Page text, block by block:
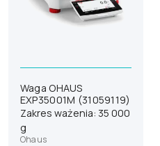
Waga OHAUS
EXP35001M (31059119)
Zakres ważenia: 35 000
g
Ohaus